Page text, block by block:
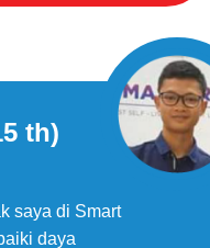
th)
saya di Smart
daya